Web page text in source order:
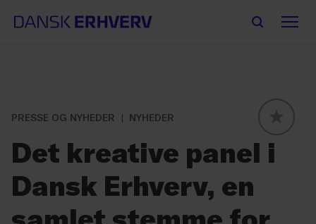
PRESSE OG NYHEDER
NYHEDER
Det kreative panel i
Dansk Erhverv, en